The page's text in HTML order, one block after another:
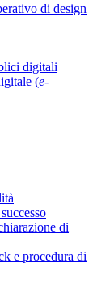
di design
digitali
(e-
di
e procedura di